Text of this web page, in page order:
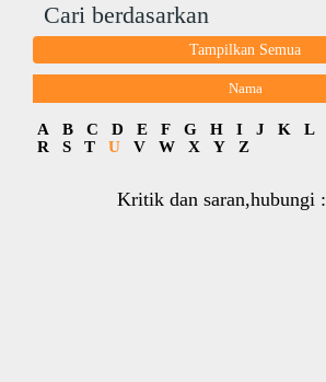
Cari berdasarkan
Tampilkan Semua
Nama
A B C D E F G H I J K L
R
S T U V W X Y Z
Kritik dan saran,hubungi :